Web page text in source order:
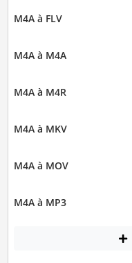
M4A à FLV
M4A à M4A
M4A à M4R
M4A à MKV
M4A à MOV
M4A à MP3